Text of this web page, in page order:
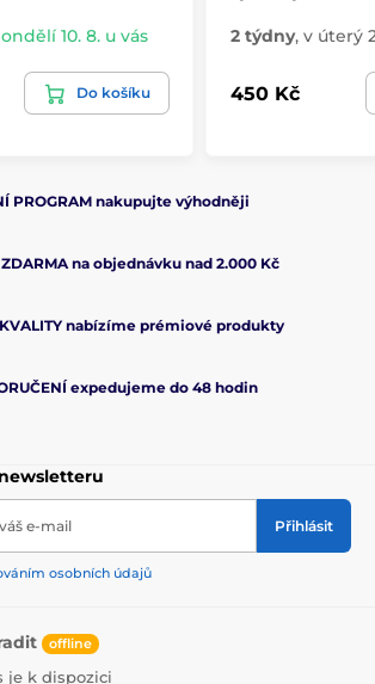
10. 8. u vás
Do košíku
2 týdny, v úterý
450 Kč
PROGRAM nakupujte výhodněji
na objednávku nad 2.000 Kč
KVALITY nabízíme prémiové produkty
expedujeme do 48 hodin
e-mail Přihlásit
osobních údajů
offline
je k dispozici